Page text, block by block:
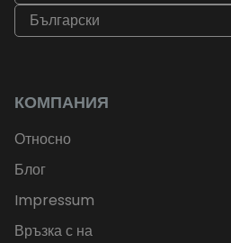
Български
КОМПАНИЯ
Относно
Блог
Impressum
Връзка с на